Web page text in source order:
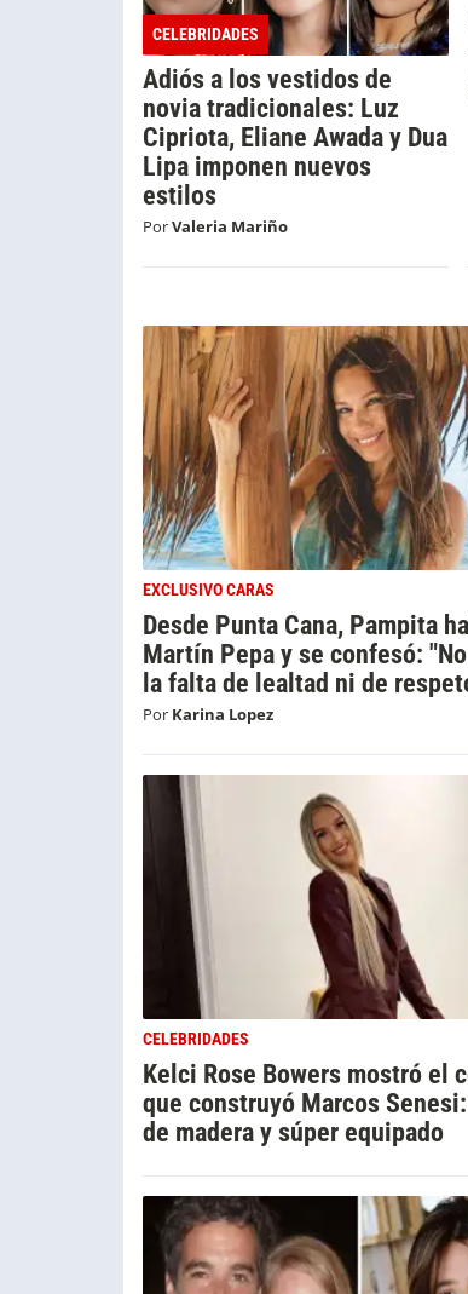
CELEBRIDADES
Adiós a los vestidos de
novia tradicionales: Luz
Cipriota, Eliane Awada y Dua
Lipa imponen nuevos
estilos
PorValeria Mariño
EXCLUSIVO CARAS
Desde Punta Cana, Pampita
Martín Pepa y se confesó:
la falta de lealtad ni de
Por Karina Lopez
CELEBRIDADES
Kelci Rose Bowers mostró el
que construyó Marcos
de madera y súper equipado